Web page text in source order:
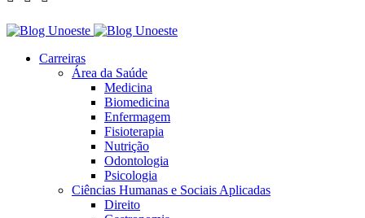
Carreiras
Área da Saúde
Medicina
Biomedicina
Enfermagem
Fisioterapia
Nutrição
Odontologia
Psicologia
Ciências Humanas e Sociais Aplicadas
Direito